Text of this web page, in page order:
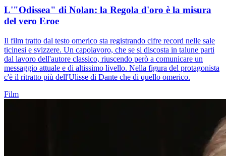
L'"Odissea" di Nolan: la Regola d'oro è la misura
del vero Eroe
Il film tratto dal testo omerico sta registrando cifre record nelle sale
ticinesi e svizzere. Un capolavoro, che se si discosta in talune parti
dal lavoro dell'autore classico, riuscendo però a comunicare un
messaggio attuale e di altissimo livello. Nella figura del protagonista
c'è il ritratto più dell'Ulisse di Dante che di quello omerico.
Film